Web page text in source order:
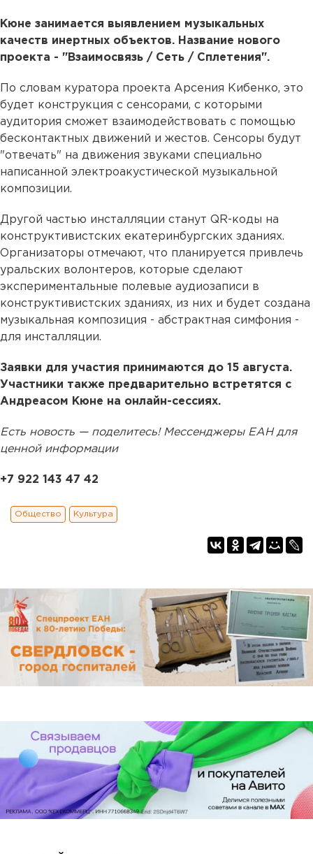
Кюне занимается выявлением музыкальных
качеств инертных объектов. Название нового
проекта - "Взаимосвязь / Сеть / Сплетения".
По словам куратора проекта Арсения Кибенко, это
будет конструкция с сенсорами, с которыми
аудитория сможет взаимодействовать с помощью
бесконтактных движений и жестов. Сенсоры будут
"отвечать" на движения звуками специально
написанной электроакустической музыкальной
композиции.
Другой частью инсталляции станут QR-коды на
конструктивистских екатеринбургских зданиях.
Организаторы отмечают, что планируется привлечь
уральских волонтеров, которые сделают
экспериментальные полевые аудиозаписи в
конструктивистских зданиях, из них и будет создана
музыкальная композиция - абстрактная симфония -
для инсталляции.
Заявки для участия принимаются до 15 августа.
Участники также предварительно встретятся с
Андреасом Кюне на онлайн-сессиях.
Есть новость — поделитесь! Мессенджеры ЕАН для
ценной информации
+7 922 143 47 42
Общество Культура